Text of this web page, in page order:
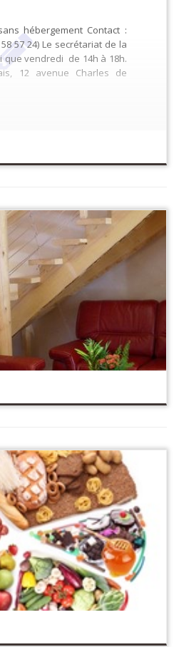
hébergement Contact :
57 24) Le secrétariat de la
que vendredi de 14h à 18h.
12 avenue Charles de